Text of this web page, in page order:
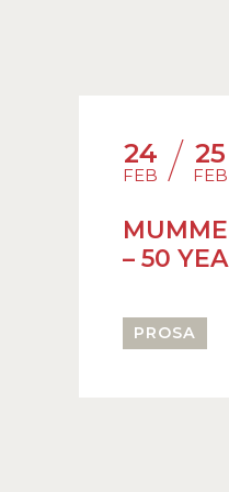
24
FEB / 25
FEB
– 50
PROSA